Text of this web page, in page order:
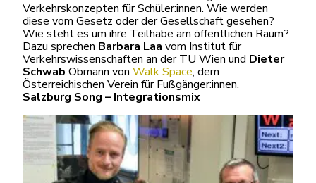
Verkehrskonzepten für Schüler:innen. Wie werden
diese vom Gesetz oder der Gesellschaft gesehen?
Wie steht es um ihre Teilhabe am öffentlichen Raum?
Dazu sprechen Barbara Laa vom Institut für
Verkehrswissenschaften an der TU Wien und Dieter
Schwab Obmann von Walk Space, dem
Österreichischen Verein für Fußgänger:innen.
Salzburg Song – Integrationsmix